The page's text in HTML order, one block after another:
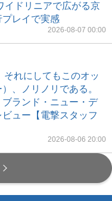
イドリニアで広がる京
レイで実感
2026-08-07 00:00
それにしてもこのオッ
、ノリノリである。
ブランド・ニュー・デ
ュー【電撃スタッフ
2026-08-06 20:00